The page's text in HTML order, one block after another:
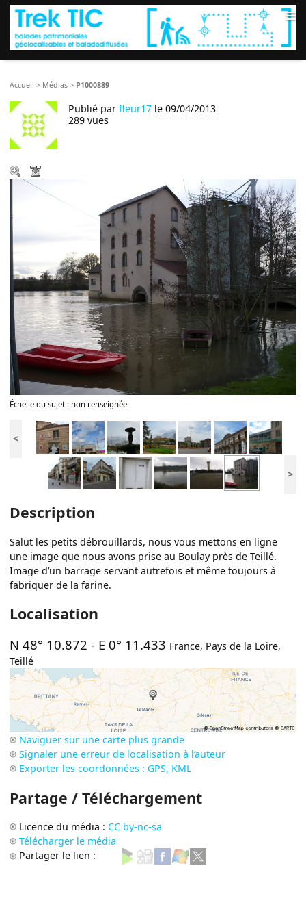
≡
Accueil > Médias > P1000889
Publié parfleur17 le 09/04/2013
289 vues
Échelle du sujet : non renseignée
<
>
Description
Salut les petits débrouillards, nous vous mettons en ligne
une image que nous avons prise au Boulay près de Teillé.
Image d’un barrage servant autrefois et même toujours à
fabriquer de la farine.
Localisation
N 48° 10.872 - E 0° 11.433 France, Pays de la Loire,
Teillé
Naviguer sur une carte plus grande
Signaler une erreur de localisation à l’auteur
Exporter les coordonnées : GPS, KML
Partage / Téléchargement
Licence du média : CC by-nc-sa
Télécharger le média
Partager le lien :